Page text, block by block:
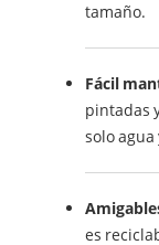
tamaño.
Fácil
pintadas
solo agua
es